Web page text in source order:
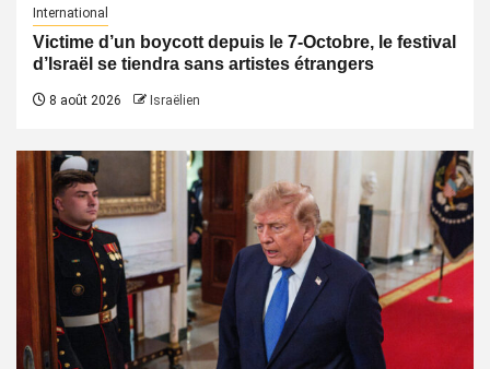
International
Victime d’un boycott depuis le 7-Octobre, le festival
d’Israël se tiendra sans artistes étrangers
8 août 2026 Israëlien